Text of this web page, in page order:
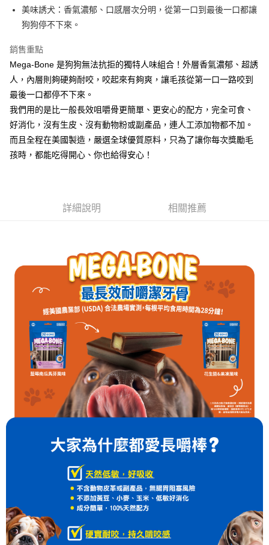
３．安心：先確認商品／服務後，再付款。
【「AFTEE先享後付」結帳流程】
結帳頁面，進行簡訊認證並確認金額後，即可完成結帳。
２．訂單成立數日內，您將收到繳費通知簡訊。
３．收到繳費通知簡訊後14天內，點擊此簡訊中的連結，可透過四大超商／
ATM／網路銀行／等多元方式進行付款，方視為交易完成。
※ 請注意：結帳手續完成當下不需立刻繳費，但若您需要取消訂單，請聯絡
後付繳納相關費用。
※ 交易是否成功請以「AFTEE先享後付 」之結帳頁面顯示為準，若有關於
是否繳費成功／繳費後需取消欲退款等相關疑問，請聯繫「AFTEE先享後付
客戶支援中心」 https://netprotections.freshdesk.com/support/home
２．關於個人資料處理事宜，請瀏覽以下網址：
４．使用「AFTEE先享後付」時，將依據個別帳號之用戶狀況，依本公司即
時審查核予不同之上限額度；若仍有額度不足之情形，本公司將視審查結果
請求用戶進行身份認證。
５．嚴禁一人註冊多個帳號或使用他人資訊註冊。若發現惡意使用之情形，
恩沛科技股份有限公司將有權停止該用戶之使用額度並採取法律行動。
全家取貨付款
每筆NT$60，滿NT$690(含以上)免運費
萊爾富取貨付款
每筆NT$60，滿NT$690(含以上)免運費
7-11取貨付款
本島宅配
每筆NT$120，滿NT$1,000(含以上)免運費
美味誘犬：香氣濃郁、口感層次分明，從第一口到最後一口都讓
狗狗停不下來。
銷售重點
Mega-Bone 是狗狗無法抗拒的獨特人味組合！外層香氣濃郁、超誘
人，內層則夠硬夠耐咬，咬起來有夠爽，讓毛孩從第一口一路咬到
最後一口都停不下來。
我們用的是比一般長效咀嚼骨更簡單、更安心的配方，完全可食、
好消化，沒有生皮、沒有動物粉或副產品，連人工添加物都不加。
而且全程在美國製造，嚴選全球優質原料，只為了讓你每次獎勵毛
孩時，都能吃得開心、你也給得安心！
詳細說明 相關推薦